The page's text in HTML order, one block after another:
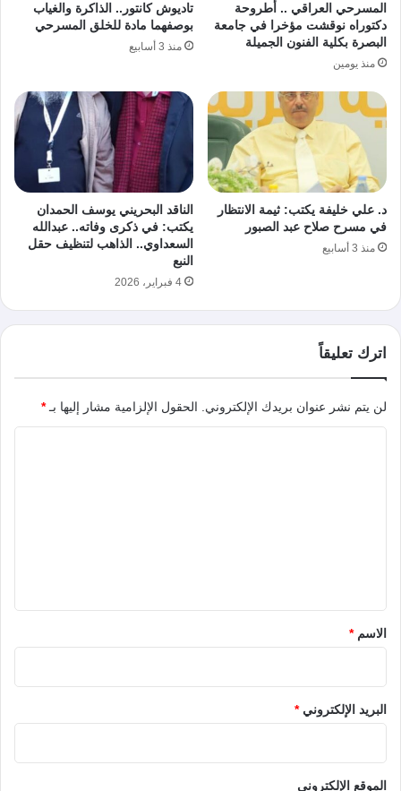
المسرحي العراقي .. أطروحة
دكتوراه نوقشت مؤخرا في جامعة
البصرة بكلية الفنون الجميلة
منذ يومين
تاديوش كانتور.. الذاكرة والغياب
بوصفهما مادة للخلق المسرحي
منذ 3 أسابيع
د. علي خليفة يكتب: ثيمة الانتظار
في مسرح صلاح عبد الصبور
منذ 3 أسابيع
الناقد البحريني يوسف الحمدان
يكتب: في ذكرى وفاته.. عبدالله
السعداوي.. الذاهب لتنظيف حقل
النبع
4 فبراير، 2026
اترك تعليقاً
لن يتم نشر عنوان بريدك الإلكتروني. الحقول الإلزامية مشار إليها بـ*
*الاسم*
البريد الإلكتروني*
الموقع الإلكتروني